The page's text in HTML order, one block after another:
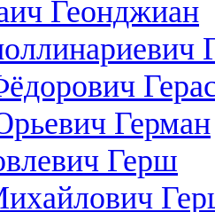
Геонджиан
Герман
Герш